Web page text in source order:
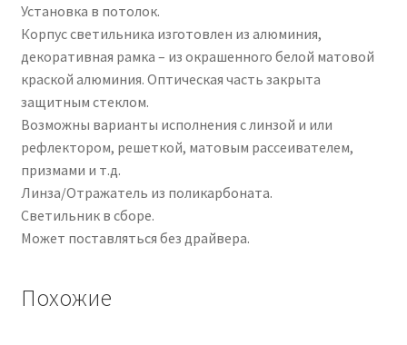
Установка в потолок.
Корпус светильника изготовлен из алюминия,
декоративная рамка – из окрашенного белой матовой
краской алюминия. Оптическая часть закрыта
защитным стеклом.
Возможны варианты исполнения с линзой и или
рефлектором, решеткой, матовым рассеивателем,
призмами и т.д.
Линза/Отражатель из поликарбоната.
Светильник в сборе.
Может поставляться без драйвера.
Похожие